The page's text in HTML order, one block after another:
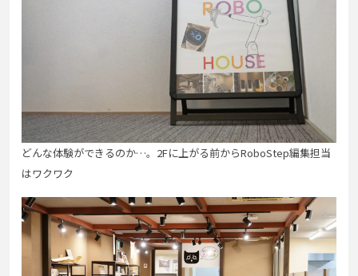
どんな体験ができるのか…。2Fに上がる前からRoboStep編集担当
はワクワク